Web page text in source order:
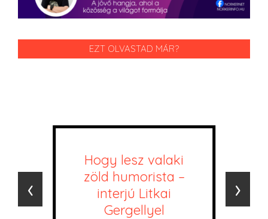
EZT OLVASTAD MÁR?
Hogy lesz valaki
zöld humorista –
interjú Litkai
Gergellyel
‹ ›